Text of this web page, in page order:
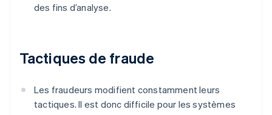
des fins d’analyse.
Tactiques de fraude
Les fraudeurs modifient constamment leurs
tactiques. Il est donc difficile pour les systèmes